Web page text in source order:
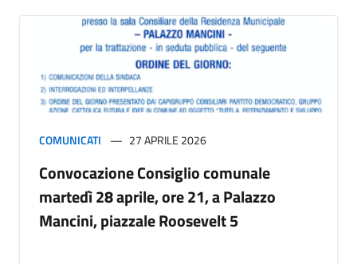
COMUNICATI 27 APRILE 2026
Convocazione Consiglio comunale
martedì 28 aprile, ore 21, a Palazzo
Mancini, piazzale Roosevelt 5